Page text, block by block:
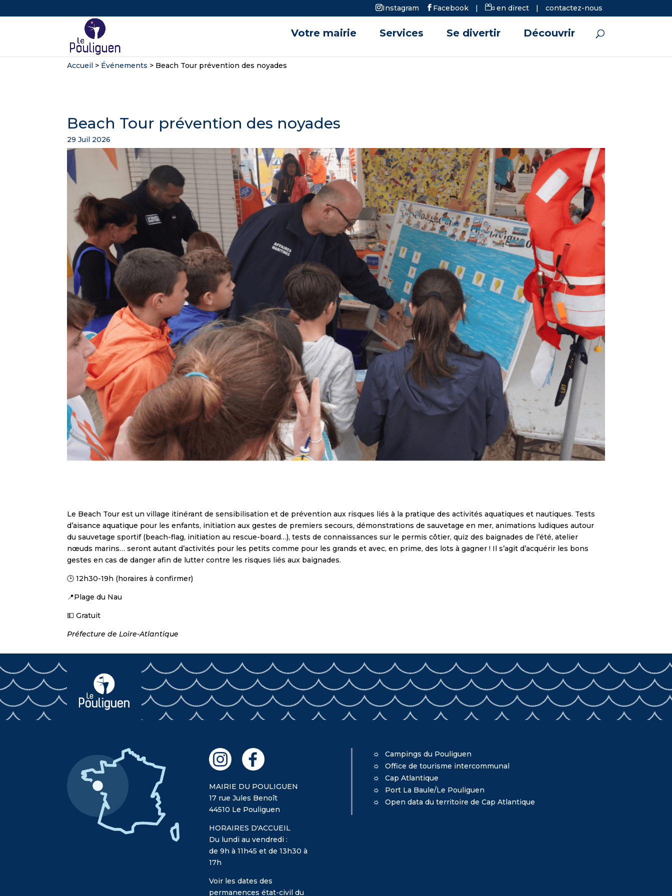
Instagram Facebook | en direct | contactez-nous
Votre mairie Services Se divertir Découvrir
Accueil > Événements > Beach Tour prévention des noyades
Beach Tour prévention des noyades
29 Juil 2026
Le Beach Tour est un village itinérant de sensibilisation et de prévention aux risques liés à la pratique des activités aquatiques et nautiques. Tests
d’aisance aquatique pour les enfants, initiation aux gestes de premiers secours, démonstrations de sauvetage en mer, animations ludiques autour
du sauvetage sportif (beach-flag, initiation au rescue-board…), tests de connaissances sur le permis côtier, quiz des baignades de l’été, atelier
nœuds marins… seront autant d’activités pour les petits comme pour les grands et avec, en prime, des lots à gagner ! Il s’agit d’acquérir les bons
gestes en cas de danger afin de lutter contre les risques liés aux baignades.
🕒 12h30-19h (horaires à confirmer)
📍Plage du Nau
💵 Gratuit
Préfecture de Loire-Atlantique
MAIRIE DU POULIGUEN
17 rue Jules Benoît
44510 Le Pouliguen
HORAIRES D'ACCUEIL
Du lundi au vendredi :
de 9h à 11h45 et de 13h30 à
17h
Voir les dates des
permanences état-civil du
Campings du Pouliguen
Office de tourisme intercommunal
Cap Atlantique
Port La Baule/Le Pouliguen
Open data du territoire de Cap Atlantique